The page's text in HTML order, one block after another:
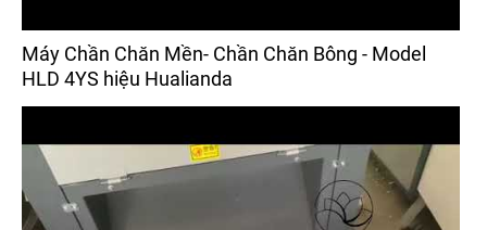
Máy Chần Chăn Mền- Chần Chăn Bông - Model
HLD 4YS hiệu Hualianda